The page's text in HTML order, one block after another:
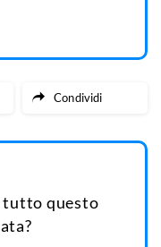
Condividi
tutto questo